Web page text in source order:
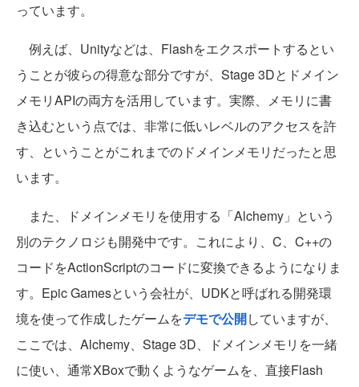
っています。
例えば、Unityなどは、Flashをエクスポートするとい
うことが彼らの得意な部分ですが、Stage 3Dとドメイン
メモリAPIの両方を活用しています。実際、メモリに書
き込むという点では、非常に低いレベルのアクセスを許
す、ということがこれまでのドメインメモリだったと思
います。
また、ドメインメモリを使用する「Alchemy」という
別のテクノロジも開発中です。これにより、C、C++の
コードをActionScriptのコードに変換できるようになりま
す。Epic Gamesという会社が、UDKと呼ばれる開発環
境を使って作成したゲームをデモで公開していますが、
ここでは、Alchemy、Stage 3D、ドメインメモリを一緒
に使い、通常XBoxで動くようなゲームを、直接Flash